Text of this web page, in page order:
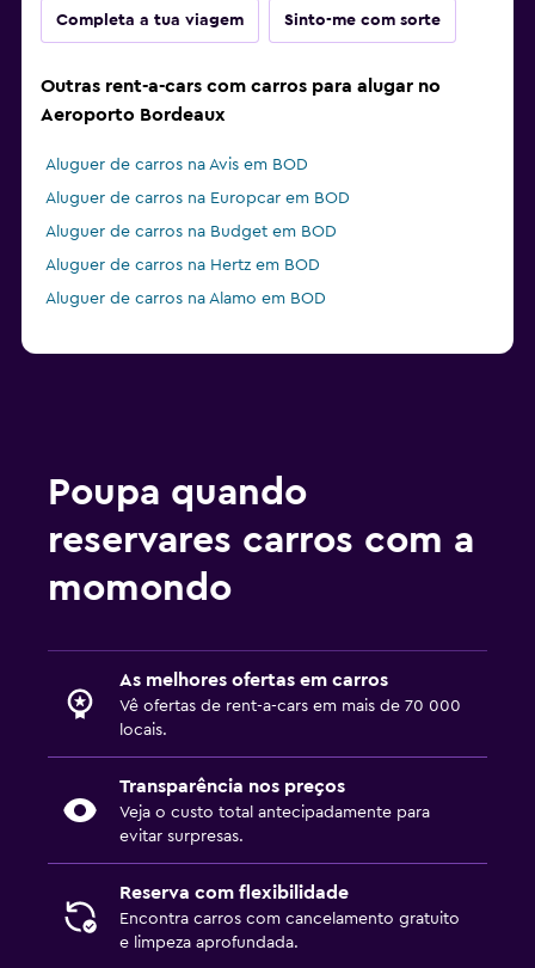
Completa a tua viagem Sinto-me com sorte
Outras rent-a-cars com carros para alugar no
Aeroporto Bordeaux
Aluguer de carros na Avis em BOD
Aluguer de carros na Europcar em BOD
Aluguer de carros na Budget em BOD
Aluguer de carros na Hertz em BOD
Aluguer de carros na Alamo em BOD
Poupa quando
reservares carros com a
momondo
As melhores ofertas em carros
Vê ofertas de rent-a-cars em mais de 70 000
locais.
Transparência nos preços
Veja o custo total antecipadamente para
evitar surpresas.
Reserva com flexibilidade
Encontra carros com cancelamento gratuito
e limpeza aprofundada.